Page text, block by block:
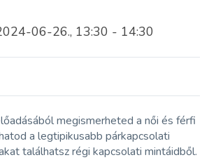
06-26., 13:30 - 14:30
megismerheted a női és férfi
a legtipikusabb párkapcsolati
találhatsz régi kapcsolati mintáidből.